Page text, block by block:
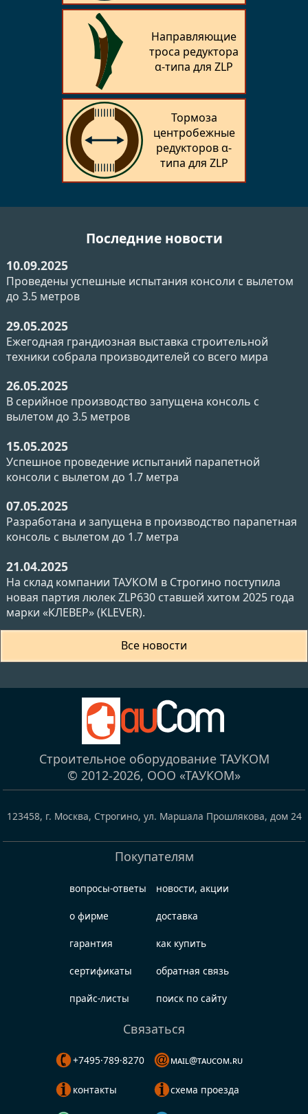
Направляющие
троса редуктора
α-типа для ZLP
Тормоза
центробежные
редукторов α-
типа для ZLP
Последние новости
10.09.2025
Проведены успешные испытания консоли с вылетом
до 3.5 метров
29.05.2025
Ежегодная грандиозная выставка строительной
техники собрала производителей со всего мира
26.05.2025
В серийное производство запущена консоль с
вылетом до 3.5 метров
15.05.2025
Успешное проведение испытаний парапетной
консоли с вылетом до 1.7 метра
07.05.2025
Разработана и запущена в производство парапетная
консоль с вылетом до 1.7 метра
21.04.2025
На склад компании ТАУКОМ в Строгино поступила
новая партия люлек ZLP630 ставшей хитом 2025 года
марки «КЛЕВЕР» (KLEVER).
Все новости
Строительное оборудование ТАУКОМ
© 2012-2026, ООО «ТАУКОМ»
123458, г. Москва, Строгино, ул. Маршала Прошлякова, дом 24
Покупателям
вопросы-ответы
о фирме
гарантия
сертификаты
прайс-листы
новости, акции
доставка
как купить
обратная связь
поиск по сайту
Связаться
+7495·789·8270
контакты
mail@taucom.ru
схема проезда